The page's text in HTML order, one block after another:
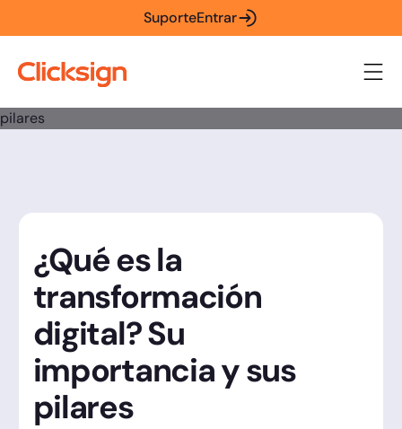
SuporteEntrar
¿Qué es la
transformación
digital? Su
importancia y sus
pilares